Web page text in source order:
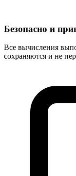
Безопасно и
Все вычисления
сохраняются и не